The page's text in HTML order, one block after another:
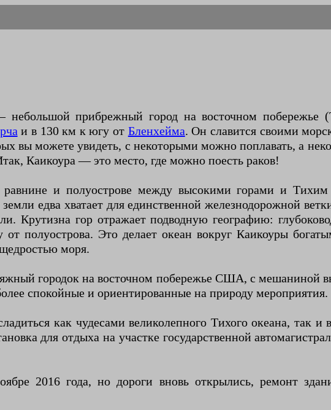
небольшой прибрежный город на восточном
и в 130 км к югу от Бленхейма. Он славится своими
вы можете увидеть, с некоторыми можно поплавать, а
Каикоура — это место, где можно поесть раков!
и полуострове между высокими горами и
едва хватает для единственной железнодорожной
Крутизна гор отражает подводную географию:
полуострова. Это делает океан вокруг Каикоуры
моря.
городок на восточном побережье США, с мешаниной
спокойные и ориентированные на природу мероприятия.
как чудесами великолепного Тихого океана, так
для отдыха на участке государственной
2016 года, но дороги вновь открылись, ремонт